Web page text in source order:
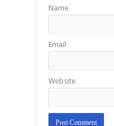
Name
Email
Website